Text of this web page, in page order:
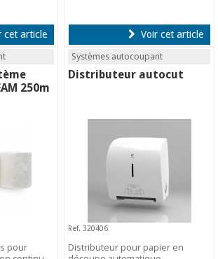
cet article Voir cet article
250m
pour
Systèmes autocoupant
Distributeur autocut
Ref. 320406
Distributeur pour papier en